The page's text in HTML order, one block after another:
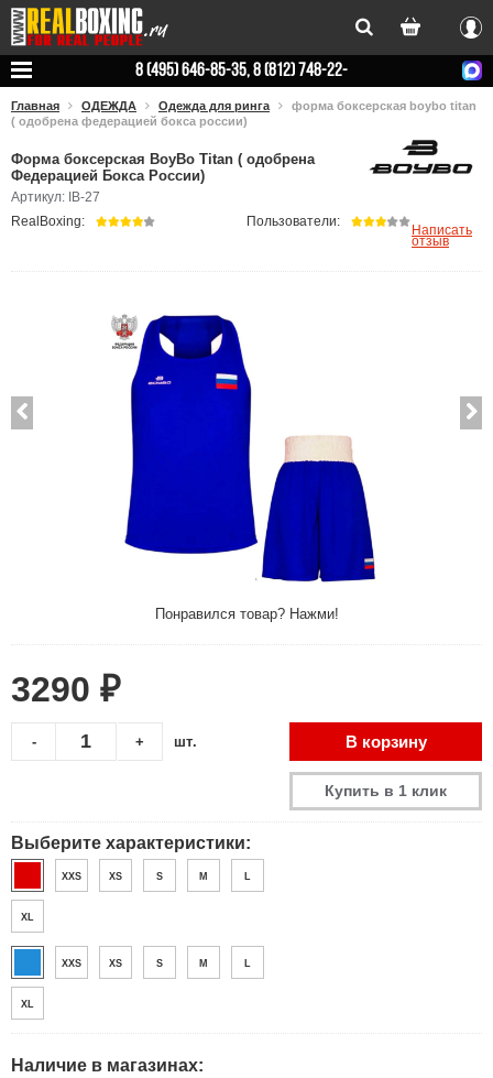
Вход
8 (495) 646-85-35, 8 (812) 748-22-
Главная ОДЕЖДА Одежда для ринга
форма боксерская boybo titan
( одобрена федерацией бокса россии)
Форма боксерская BoyBo Titan ( одобрена
Федерацией Бокса России)
Артикул: IB-27
Понравился товар? Нажми!
RealBoxing: Пользователи:
Написать
отзыв
3290 ₽
+
- шт. В корзину
Купить в 1 клик
Выберите характеристики:
XXS XS S M L
XL
XXS XS S M L
XL
Наличие в магазинах: